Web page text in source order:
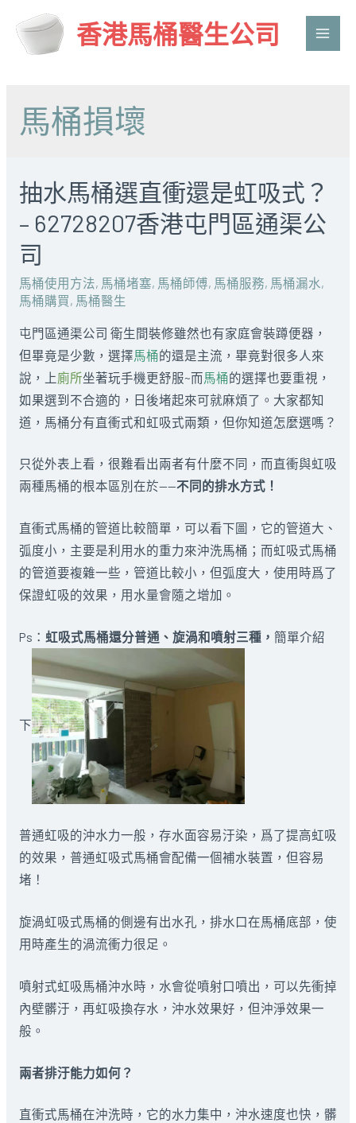
香港馬桶醫生公司
Main
馬桶損壞
抽水馬桶選直衝還是虹吸式？
– 62728207香港屯門區通渠公
司
馬桶使用方法, 馬桶堵塞, 馬桶師傅, 馬桶服務, 馬桶漏水,
馬桶購買, 馬桶醫生
屯門區通渠公司 衛生間裝修雖然也有家庭會裝蹲便器，
但畢竟是少數，選擇馬桶的還是主流，畢竟對很多人來
說，上廁所坐著玩手機更舒服~而馬桶的選擇也要重視，
如果選到不合適的，日後堵起來可就麻煩了。大家都知
道，馬桶分有直衝式和虹吸式兩類，但你知道怎麼選嗎？
只從外表上看，很難看出兩者有什麼不同，而直衝與虹吸
兩種馬桶的根本區別在於——不同的排水方式！
直衝式馬桶的管道比較簡單，可以看下圖，它的管道大、
弧度小，主要是利用水的重力來沖洗馬桶；而虹吸式馬桶
的管道要複雜一些，管道比較小，但弧度大，使用時爲了
保證虹吸的效果，用水量會隨之增加。
Ps： 虹吸式馬桶還分普通、旋渦和噴射三種， 簡單介紹
下
普通虹吸的沖水力一般，存水面容易汙染，爲了提高虹吸
的效果，普通虹吸式馬桶會配備一個補水裝置，但容易
堵！
旋渦虹吸式馬桶的側邊有出水孔，排水口在馬桶底部，使
用時產生的渦流衝力很足。
噴射式虹吸馬桶沖水時，水會從噴射口噴出，可以先衝掉
內壁髒汙，再虹吸換存水，沖水效果好，但沖淨效果一
般。
兩者排汙能力如何？
直衝式馬桶在沖洗時，它的水力集中，沖水速度也快，髒